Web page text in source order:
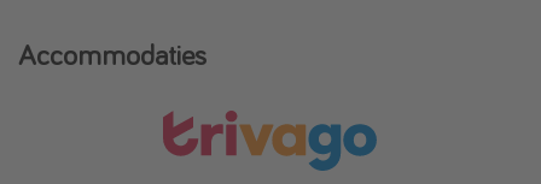
Accommodaties